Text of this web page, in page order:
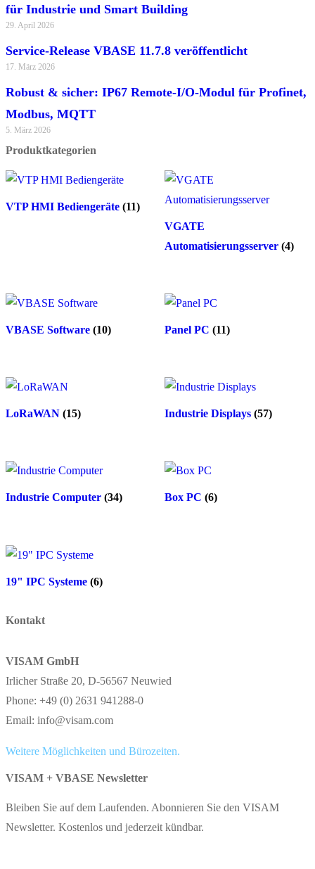
für Industrie und Smart Building
29. April 2026
Service-Release VBASE 11.7.8 veröffentlicht
17. März 2026
Robust & sicher: IP67 Remote-I/O-Modul für Profinet,
Modbus, MQTT
5. März 2026
Produktkategorien
VTP HMI Bediengeräte (11)
VGATE
Automatisierungsserver (4)
VBASE Software (10) Panel PC (11)
LoRaWAN (15) Industrie Displays (57)
Industrie Computer (34) Box PC (6)
19" IPC Systeme (6)
Kontakt
VISAM GmbH
Irlicher Straße 20, D-56567 Neuwied
Phone: +49 (0) 2631 941288-0
Email: info@visam.com
Weitere Möglichkeiten und Bürozeiten.
VISAM + VBASE Newsletter
Bleiben Sie auf dem Laufenden. Abonnieren Sie den VISAM
Newsletter. Kostenlos und jederzeit kündbar.